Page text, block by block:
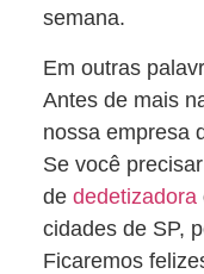
semana.
Em outras
Antes de mais
nossa empresa
Se você
de dedetizadora
cidades de SP,
Ficaremos